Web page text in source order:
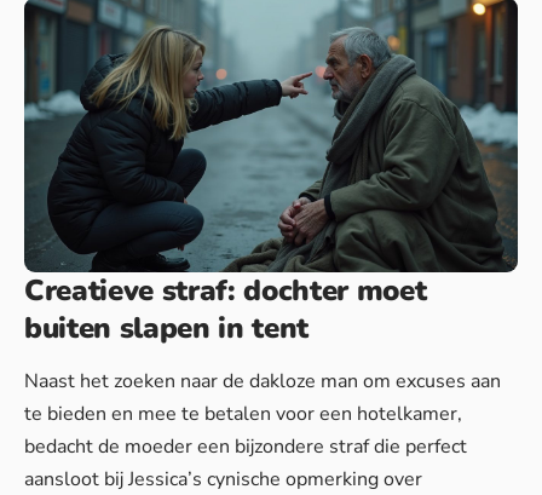
Creatieve straf: dochter moet
buiten slapen in tent
Naast het zoeken naar de dakloze man om excuses aan
te bieden en mee te betalen voor een hotelkamer,
bedacht de moeder een bijzondere straf die perfect
aansloot bij Jessica’s cynische opmerking over